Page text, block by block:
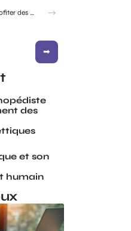
Saralbe : comment profiter des bords de l’eau en toute saison ?
des
et son
humain